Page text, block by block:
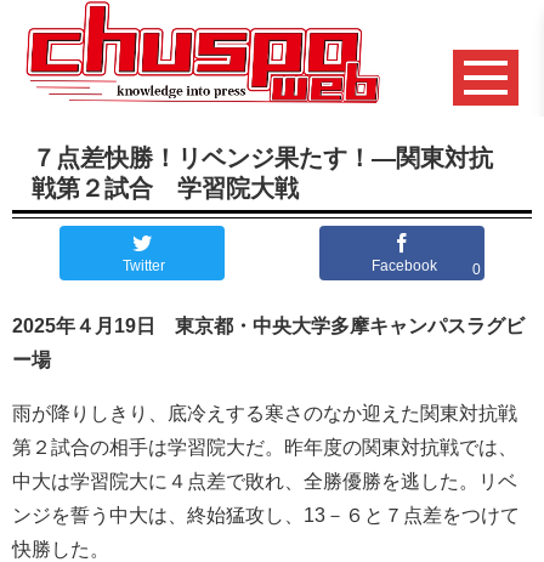
７点差快勝！リベンジ果たす！―関東対抗
戦第２試合 学習院大戦
Twitter Facebook 0
2025年４月19日 東京都・中央大学多摩キャンパスラグビ
ー場
雨が降りしきり、底冷えする寒さのなか迎えた関東対抗戦
第２試合の相手は学習院大だ。昨年度の関東対抗戦では、
中大は学習院大に４点差で敗れ、全勝優勝を逃した。リベ
ンジを誓う中大は、終始猛攻し、13－６と７点差をつけて
快勝した。